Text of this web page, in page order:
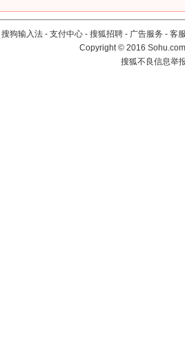
搜狗输入法 - 支付中心 - 搜狐招聘 - 广告服务 - 客
Copyright©2016
搜狐不良信息举